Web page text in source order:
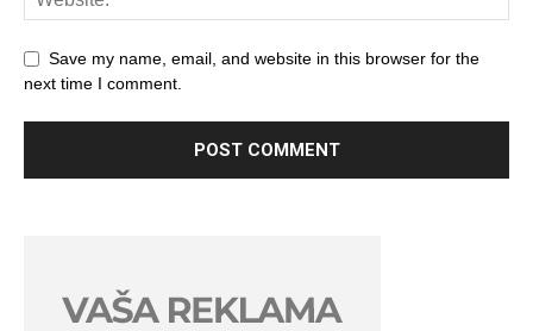
Save my name, email, and website in this browser for the
next time I comment.